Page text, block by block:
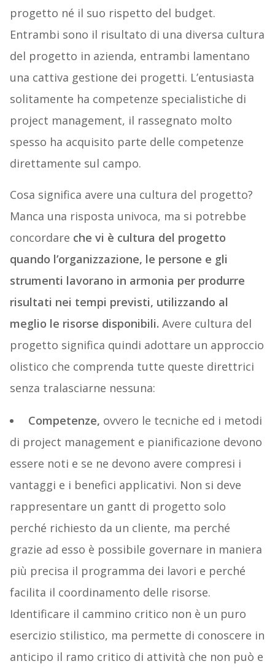
progetto né il suo rispetto del budget.
Entrambi sono il risultato di una diversa cultura
del progetto in azienda, entrambi lamentano
una cattiva gestione dei progetti. L’entusiasta
solitamente ha competenze specialistiche di
project management, il rassegnato molto
spesso ha acquisito parte delle competenze
direttamente sul campo.
Cosa significa avere una cultura del progetto?
Manca una risposta univoca, ma si potrebbe
concordare che vi è cultura del progetto
quando l’organizzazione, le persone e gli
strumenti lavorano in armonia per produrre
risultati nei tempi previsti, utilizzando al
meglio le risorse disponibili. Avere cultura del
progetto significa quindi adottare un approccio
olistico che comprenda tutte queste direttrici
senza tralasciarne nessuna:
Competenze, ovvero le tecniche ed i metodi
di project management e pianificazione devono
essere noti e se ne devono avere compresi i
vantaggi e i benefici applicativi. Non si deve
rappresentare un gantt di progetto solo
perché richiesto da un cliente, ma perché
grazie ad esso è possibile governare in maniera
più precisa il programma dei lavori e perché
facilita il coordinamento delle risorse.
Identificare il cammino critico non è un puro
esercizio stilistico, ma permette di conoscere in
anticipo il ramo critico di attività che non può e